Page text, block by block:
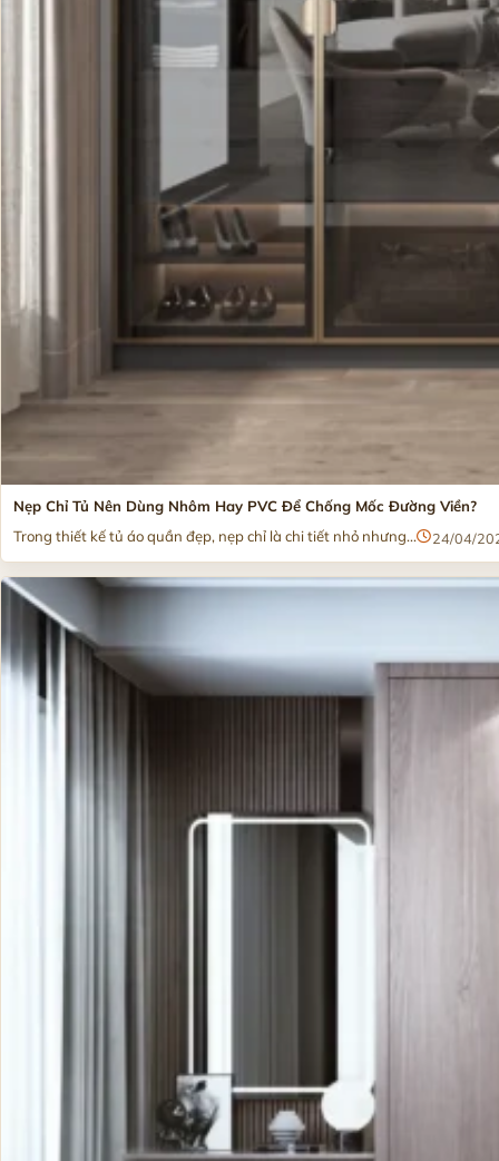
Nẹp Chỉ Tủ Nên Dùng Nhôm Hay PVC Để Chống Mốc Đường Viền?
Trong thiết kế tủ áo quần đẹp, nẹp chỉ là chi tiết nhỏ nhưng...
24/04/